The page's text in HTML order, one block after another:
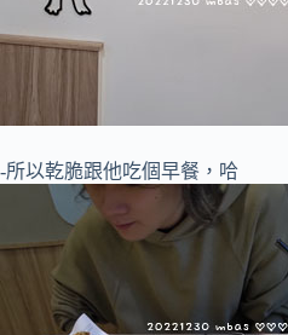
-所以乾脆跟他吃個早餐，哈